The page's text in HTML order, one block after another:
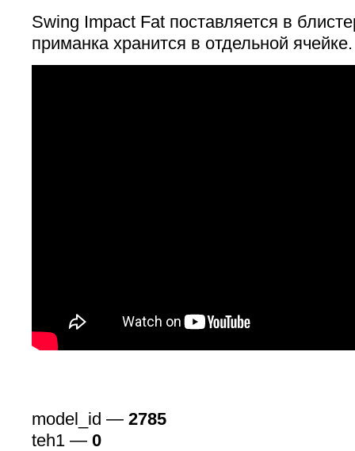
Swing Impact Fat поставляется в
приманка хранится в отдельной ячейке.
model_id — 2785
teh1 — 0